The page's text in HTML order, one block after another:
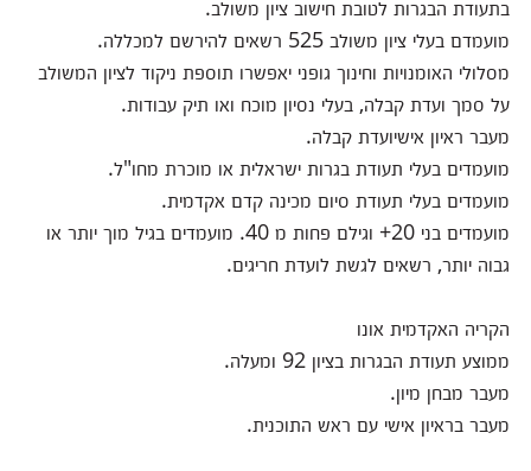
בתעודת הבגרות לטובת חישוב ציון משולב.
מועמדם בעלי ציון משולב 525 רשאים להירשם למכללה.
מסלולי האומנויות וחינוך גופני יאפשרו תוספת ניקוד לציון המשולב
על סמך ועדת קבלה, בעלי נסיון מוכח ואו תיק עבודות.
מעבר ראיון אישיועדת קבלה.
מועמדים בעלי תעודת בגרות ישראלית או מוכרת מחו"ל.
מועמדים בעלי תעודת סיום מכינה קדם אקדמית.
מועמדים בני 20+ וגילם פחות מ 40. מועמדים בגיל מוך יותר או
גבוה יותר, רשאים לגשת לועדת חריגים.
הקריה האקדמית אונו
ממוצע תעודת הבגרות בציון 92 ומעלה.
מעבר מבחן מיון.
מעבר בראיון אישי עם ראש התוכנית.